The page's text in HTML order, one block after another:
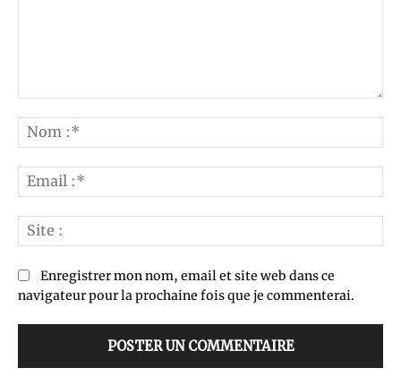
:*
:*
:
Enregistrer mon nom, email et site web dans ce
navigateur pour la prochaine fois que je commenterai.